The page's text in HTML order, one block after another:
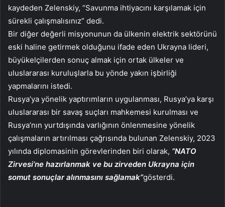
kaydeden Zelenskiy, “Savunma ihtiyacını karşılamak için
sürekli çalışmalısınız” dedi.
Bir diğer değerli misyonunun da ülkenin elektrik sektörünü
eski haline getirmek olduğunu ifade eden Ukrayna lideri,
büyükelçilerden sonuç almak için ortak ülkeler ve
uluslararası kuruluşlarla bu yönde yakın işbirliği
yapmalarını istedi.
Rusya’ya yönelik yaptırımların uygulanması, Rusya’ya karşı
uluslararası bir savaş suçları mahkemesi kurulması ve
Rusya’nın yurtdışında varlığının önlenmesine yönelik
çalışmaların artırılması çağrısında bulunan Zelenskiy, 2023
yılında diplomasinin görevlerinden biri olarak, “NATO
Zirvesi’ne hazırlanmak ve bu zirveden Ukrayna için
somut sonuçlar alınmasını sağlamak”gösterdi.